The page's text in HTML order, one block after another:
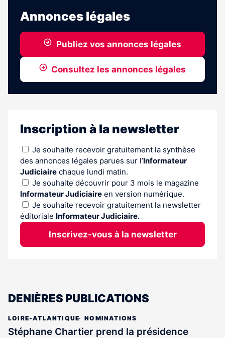
Annonces légales
Publiez vos annonces légales
Consultez les annonces légales
Inscription à la newsletter
Je souhaite recevoir gratuitement la synthèse
des annonces légales parues sur l’Informateur
Judiciaire chaque lundi matin.
Je souhaite découvrir pour 3 mois le magazine
Informateur Judiciaire en version numérique.
Je souhaite recevoir gratuitement la newsletter
éditoriale Informateur Judiciaire.
Inscrivez-vous à la newsletter
DENIÈRES PUBLICATIONS
LOIRE-ATLANTIQUE NOMINATIONS
Stéphane Chartier prend la présidence